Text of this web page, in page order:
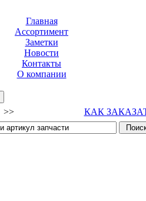
Главная
Ассортимент
Заметки
Новости
Контакты
О компании
>> КАК